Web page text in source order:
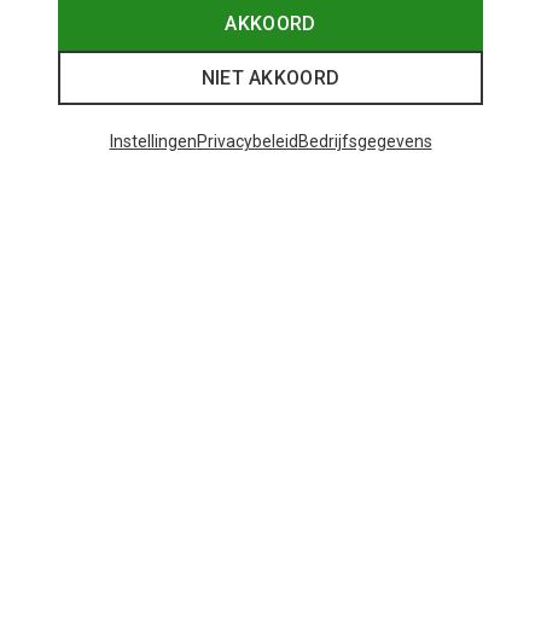
AKKOORD
NIET AKKOORD
InstellingenPrivacybeleid Bedrijfsgegevens